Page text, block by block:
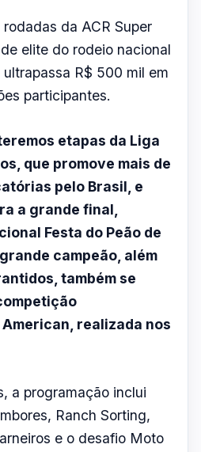
da ACR Super
elite do rodeio nacional
R$ 500 mil em
participantes.
etapas da Liga
que promove mais de
pelo Brasil, e
a grande final,
Festa do Peão de
campeão, além
também se
realizada nos
a programação inclui
Ranch Sorting,
e o desafio Moto